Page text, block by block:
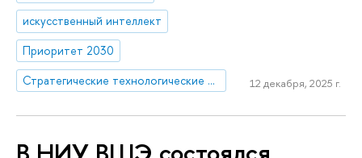
искусственный интеллект
Приоритет 2030
Стратегические технологические проекты
12 декабря, 2025 г.